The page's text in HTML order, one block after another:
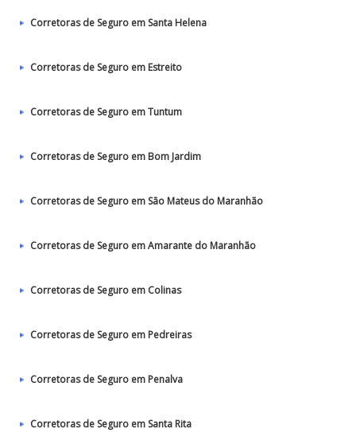
Corretoras de Seguro em Santa Helena
Corretoras de Seguro em Estreito
Corretoras de Seguro em Tuntum
Corretoras de Seguro em Bom Jardim
Corretoras de Seguro em São Mateus do Maranhão
Corretoras de Seguro em Amarante do Maranhão
Corretoras de Seguro em Colinas
Corretoras de Seguro em Pedreiras
Corretoras de Seguro em Penalva
Corretoras de Seguro em Santa Rita